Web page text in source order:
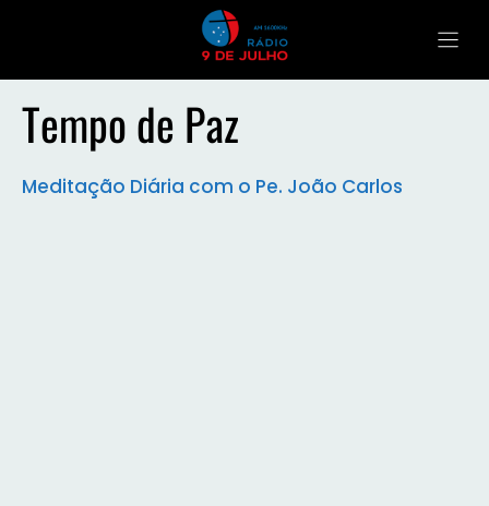
Tempo de Paz
Meditação Diária com o Pe. João Carlos